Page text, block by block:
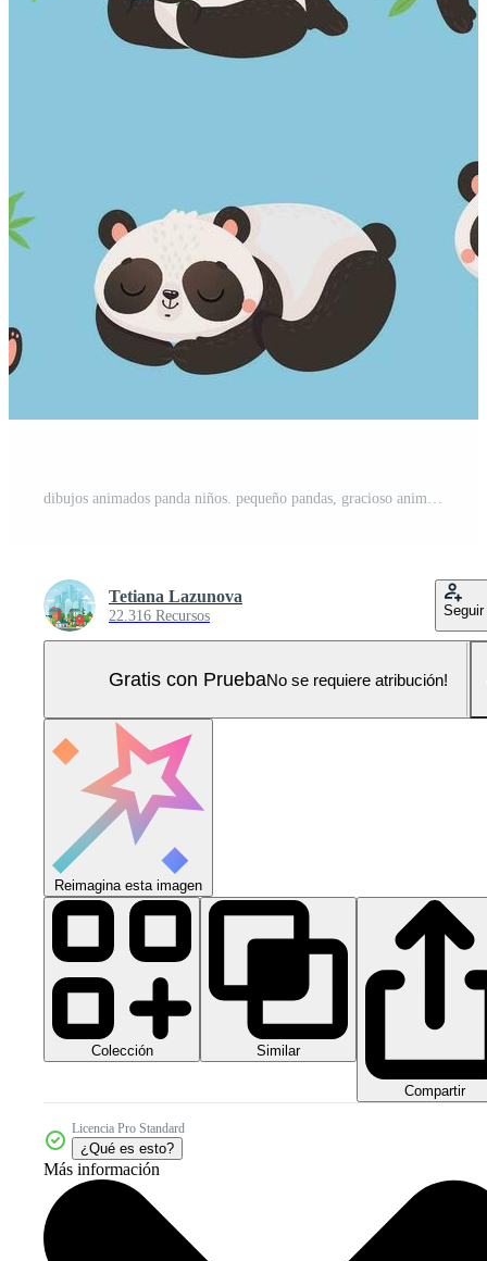
dibujos animados panda niños. pequeño pandas, gracioso animales con bambú y linda dormido panda oso vector ilustración conjunto Pro Vector y Pro SVG
Tetiana Lazunova
22.316 Recursos Seguir
Gratis con PruebaNo se requiere atribución!
Reimagina esta imagen
Colección Similar
Compartir
Licencia Pro Standard
¿Qué es esto?
Más información